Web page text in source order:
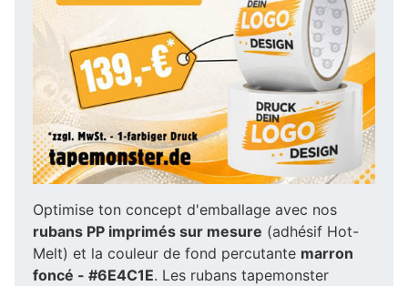
Optimise ton concept d'emballage avec nos
rubans PP imprimés sur mesure (adhésif Hot-
Melt) et la couleur de fond percutante marron
foncé - #6E4C1E. Les rubans tapemonster